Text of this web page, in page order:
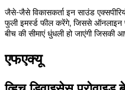
जैसे-जैसे विकासकर्ता इन साउंड
फुली इमर्स्ड फील करेंगे, जिससे
बीच की सीमाएं धुंधली हो जाएंगी जिसकी
एफएक्यू